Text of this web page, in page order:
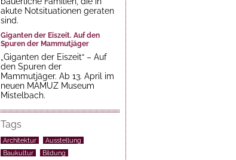
akute Notsituationen geraten
sind.
Giganten der Eiszeit. Auf den
Spuren der Mammutjäger
„Giganten der Eiszeit“ – Auf
den Spuren der
Mammutjäger. Ab 13. April im
neuen MAMUZ Museum
Mistelbach.
Tags
Architektur
Ausstellung
Baukultur
Bildung